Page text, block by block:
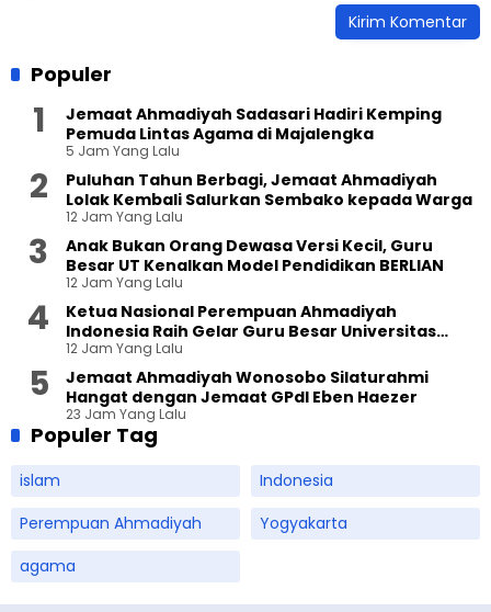
Populer
Jemaat Ahmadiyah Sadasari Hadiri Kemping
Pemuda Lintas Agama di Majalengka
5 Jam Yang Lalu
Puluhan Tahun Berbagi, Jemaat Ahmadiyah
Lolak Kembali Salurkan Sembako kepada Warga
12 Jam Yang Lalu
Anak Bukan Orang Dewasa Versi Kecil, Guru
Besar UT Kenalkan Model Pendidikan BERLIAN
12 Jam Yang Lalu
Ketua Nasional Perempuan Ahmadiyah
Indonesia Raih Gelar Guru Besar Universitas
Terbuka
12 Jam Yang Lalu
Jemaat Ahmadiyah Wonosobo Silaturahmi
Hangat dengan Jemaat GPdI Eben Haezer
23 Jam Yang Lalu
Populer Tag
islam
Indonesia
Perempuan Ahmadiyah
Yogyakarta
agama